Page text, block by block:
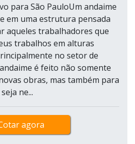
para São PauloUm andaime
em uma estrutura pensada
aqueles trabalhadores que
trabalhos em alturas
no setor de
é feito não somente
obras, mas também para
ne...
agora